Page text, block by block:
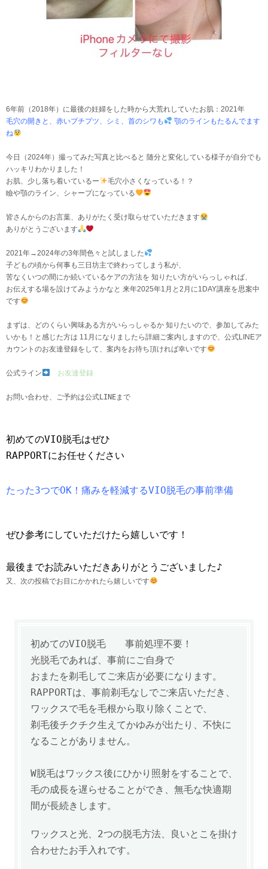
6年前（2018年）に最後の妊婦をした時から大荒れしていたお肌：2021年
毛穴の開きと、赤いプチプツ、シミ、首のシワも
顎のラインもたるんでます
ね
今日（2024年）撮ってみた写真と比べると 随分と変化している様子が自分でも
ハッキリわかりました！
お肌、少し落ち着いているー
毛穴小さくなっている！？
瞼や顎のライン、シャープになっている
皆さんからのお言葉、ありがたく受け取らせていただきます
ありがとうございます
2021年→2024年の3年間色々と試しました
子どもの頃から何事も三日坊主で終わってしまう私が、
苦なくいつの間にか続いているケアの方法を 知りたい方がいらっしゃれば、
お伝えする場を設けてみようかなと 来年2025年1月と2月に1DAY講座を思案中
です
まずは、どのくらい興味ある方がいらっしゃるか 知りたいので、参加してみた
いかも！と感じた方は 11月になりましたら詳細ご案内しますので、公式LINEア
カウントのお友達登録をして、案内をお待ち頂ければ幸いです
公式ライン お友達登録
お問い合わせ、ご予約は公式LINEまで
初めてのVIO脱毛はぜひ
RAPPORTにお任せください
たった3つでOK！痛みを軽減するVIO脱毛の事前準備
ぜひ参考にしていただけたら嬉しいです！
最後までお読みいただきありがとうございました♪
又、次の投稿でお目にかかれたら嬉しいです
初めてのVIO脱毛 事前処理不要！
光脱毛であれば、事前にご自身で
おまたを剃毛してご来店が必要になります。
RAPPORTは、事前剃毛なしでご来店いただき、
ワックスで毛を毛根から取り除くことで、
剃毛後チクチク生えてかゆみが出たり、不快に
なることがありません。
W脱毛はワックス後にひかり照射をすることで、
毛の成長を遅らせることができ、 無毛な快適期
間が長続きします。
ワックスと光、2つの脱毛方法、良いとこを掛け
合わせたお手入れです。